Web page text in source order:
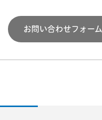
お問い合わせフォーム